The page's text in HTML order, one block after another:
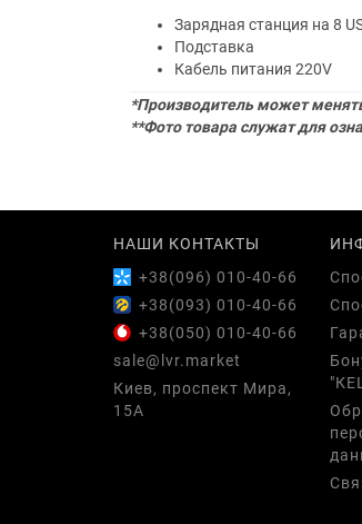
Зарядная станция на 8
Подставка
Кабель питания 220V
*Производитель может
**Фото товара служат для
НАШИ КОНТАКТЫ
+38(096) 010-40-66
+38(093) 010-40-66
+38(050) 010-40-66
sale@lvr.market
Киев, проспект Мира,
15А